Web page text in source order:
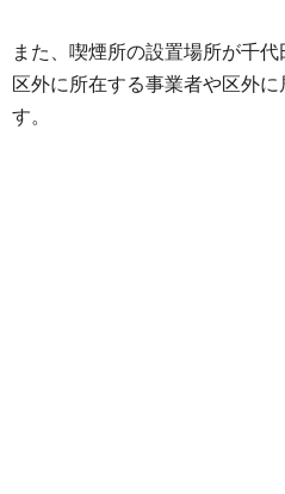
また、喫煙所の設置場所が千代
区外に所在する事業者や区外
す。